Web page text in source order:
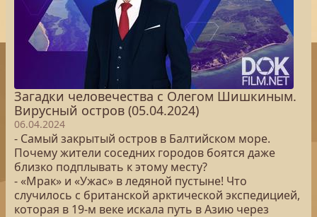
Загадки человечества с Олегом Шишкиным.
Вирусный остров (05.04.2024)
06.04.2024
- Самый закрытый остров в Балтийском море.
Почему жители соседних городов боятся даже
близко подплывать к этому месту?
- «Мрак» и «Ужас» в ледяной пустыне! Что
случилось с британской арктической экспедицией,
которая в 19-м веке искала путь в Азию через